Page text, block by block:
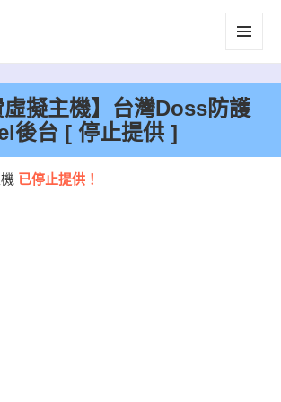
虛擬主機】台灣Doss防護
後台 [ 停止提供 ]
已停止提供！